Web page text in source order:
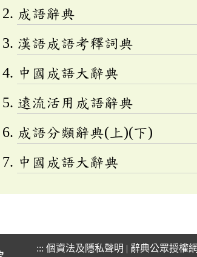
成語辭典
漢語成語考釋詞典
中國成語大辭典
遠流活用成語辭典
成語分類辭典(上)(下)
中國成語大辭典
::: 個資法及隱私聲明 | 辭典公眾授權網